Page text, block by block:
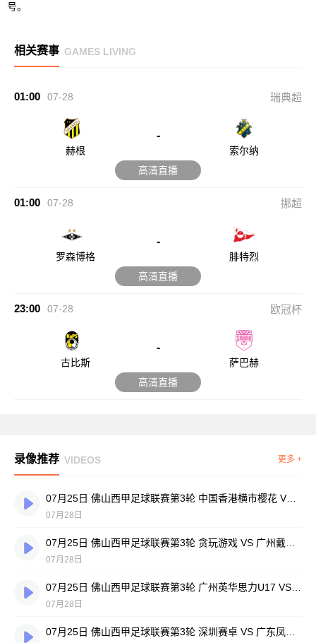
号。
相关赛事 GAMES LIVING
01:00 07-28 瑞典超
赫根
-
索尔纳
高清直播
01:00 07-28 挪超
罗森博格
-
腓特烈
高清直播
23:00 07-28 欧冠杯
古比斯
-
萨巴赫
高清直播
录像推荐 VIDEOS 更多 +
07月25日 佛山西甲足球联赛第3轮 中国香港横市樱花 VS 吉图省实青年 全场录像
07月28日
07月28日
07月28日